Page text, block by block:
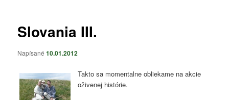
Slovania III.
Napísané10.01.2012
Takto sa momentalne obliekame na akcie
oživenej histórie.